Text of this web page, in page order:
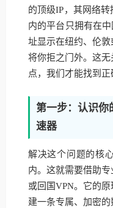
的顶级IP，其网络
内的平台只拥有在
址显示在纽约、伦
将你拒之门外。这
点，我们才能找到正
第一步：认识
速器
解决这个问题的核
内。这就需要借助
或回国VPN。它的
建一条专属、加密